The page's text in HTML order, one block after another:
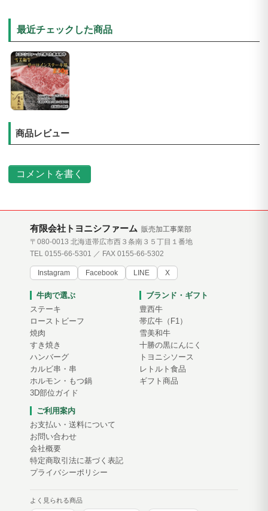
最近チェックした商品
商品レビュー
コメントを書く
有限会社トヨニシファーム 販売加工事業部
〒080-0013 北海道帯広市西３条南３５丁目１番地
TEL 0155-66-5301 ／ FAX 0155-66-5302
Instagram Facebook LINE X
牛肉で選ぶ
ステーキ
ローストビーフ
焼肉
すき焼き
ハンバーグ
カルビ串・串
ホルモン・もつ鍋
3D部位ガイド
ブランド・ギフト
豊西牛
帯広牛（F1）
雪美和牛
十勝の黒にんにく
トヨニシソース
レトルト食品
ギフト商品
ご利用案内
お支払い・送料について
お問い合わせ
会社概要
特定商取引法に基づく表記
プライバシーポリシー
よく見られる商品